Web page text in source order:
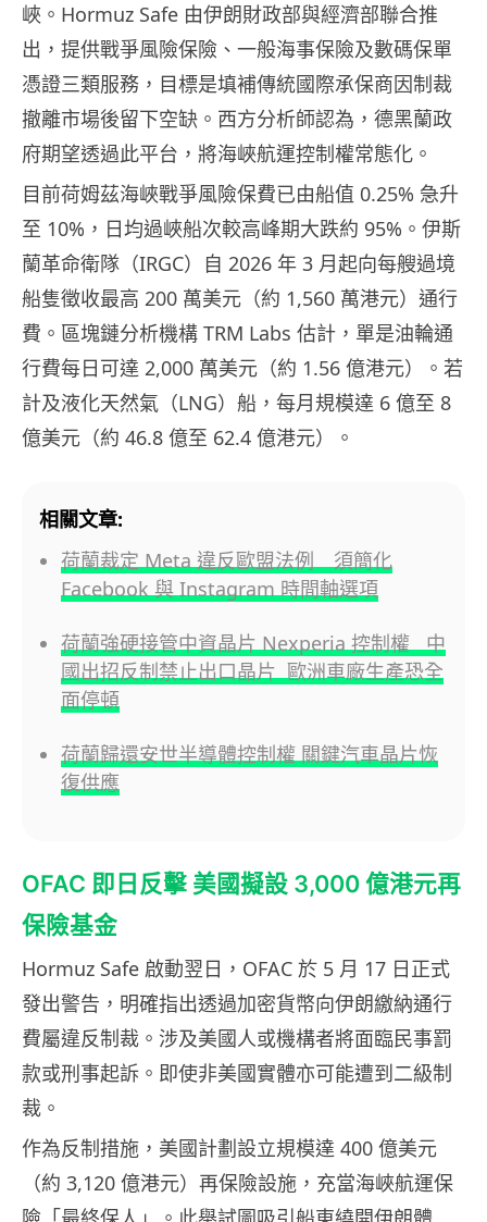
峽。Hormuz Safe 由伊朗財政部與經濟部聯合推
出，提供戰爭風險保險、一般海事保險及數碼保單
憑證三類服務，目標是填補傳統國際承保商因制裁
撤離市場後留下空缺。西方分析師認為，德黑蘭政
府期望透過此平台，將海峽航運控制權常態化。
目前荷姆茲海峽戰爭風險保費已由船值 0.25% 急升
至 10%，日均過峽船次較高峰期大跌約 95%。伊斯
蘭革命衛隊（IRGC）自 2026 年 3 月起向每艘過境
船隻徵收最高 200 萬美元（約 1,560 萬港元）通行
費。區塊鏈分析機構 TRM Labs 估計，單是油輪通
行費每日可達 2,000 萬美元（約 1.56 億港元）。若
計及液化天然氣（LNG）船，每月規模達 6 億至 8
億美元（約 46.8 億至 62.4 億港元）。
相關文章:
荷蘭裁定 Meta 違反歐盟法例 須簡化
Facebook 與 Instagram 時間軸選項
荷蘭強硬接管中資晶片 Nexperia 控制權 中
國出招反制禁止出口晶片 歐洲車廠生產恐全
面停頓
荷蘭歸還安世半導體控制權 關鍵汽車晶片恢
復供應
OFAC 即日反擊 美國擬設 3,000 億港元再
保險基金
Hormuz Safe 啟動翌日，OFAC 於 5 月 17 日正式
發出警告，明確指出透過加密貨幣向伊朗繳納通行
費屬違反制裁。涉及美國人或機構者將面臨民事罰
款或刑事起訴。即使非美國實體亦可能遭到二級制
裁。
作為反制措施，美國計劃設立規模達 400 億美元
（約 3,120 億港元）再保險設施，充當海峽航運保